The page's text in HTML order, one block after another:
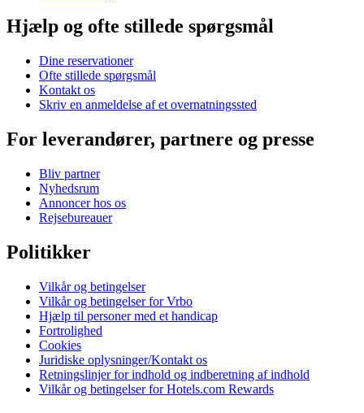
Hjælp og ofte stillede spørgsmål
Dine reservationer
Ofte stillede spørgsmål
Kontakt os
Skriv en anmeldelse af et overnatningssted
For leverandører, partnere og presse
Bliv partner
Nyhedsrum
Annoncer hos os
Rejsebureauer
Politikker
Vilkår og betingelser
Vilkår og betingelser for Vrbo
Hjælp til personer med et handicap
Fortrolighed
Cookies
Juridiske oplysninger/Kontakt os
Retningslinjer for indhold og indberetning af indhold
Vilkår og betingelser for Hotels.com Rewards